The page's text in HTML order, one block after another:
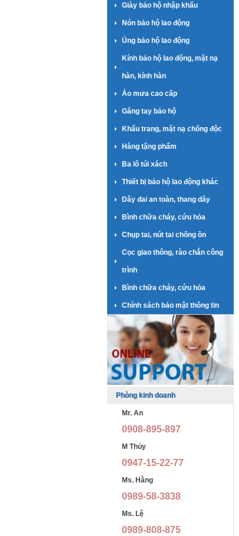
Giày bảo hộ nhập khẩu
Nón bảo hộ lao động
Ủng bảo hộ lao động
Kính bảo hộ lao động, mặt nạ
hàn, kính hàn
Áo mưa cao cấp
Găng tay bảo hộ
Khẩu trang, mặt nạ chống độc
Hàng tặng phẩm
Ba lô túi xách
Thiết bị bảo hộ lao động khác
Dây đai an toàn, thang dây
Bình chữa cháy, cứu hỏa
Chụp tai, nút tai chống ồn
Cọc giao thông, rào chắn công
trình
Bình chữa cháy, cứu hỏa
Chính sách bảo mật thông tin
Phòng kinh doanh
Mr. An
0908-895-897
M Thủy
0947-15-22-77
Ms. Hằng
0989-58-3838
Ms. Lệ
0989-808-875